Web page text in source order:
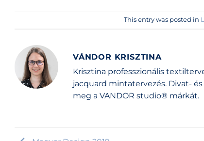
This entry was posted in
VÁNDOR KRISZTINA
Krisztina professzionális
jacquard mintatervezés. Divat-
meg a VANDOR studio® márkát.